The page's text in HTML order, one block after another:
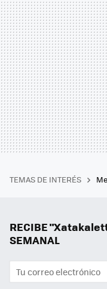
TEMAS DE INTERÉS
RECIBE
SEMANAL